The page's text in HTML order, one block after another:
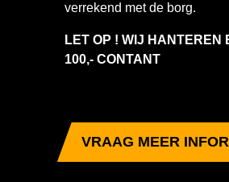
verrekend met de borg.
LET OP ! WIJ HANTEREN
100,- CONTANT
VRAAG MEER